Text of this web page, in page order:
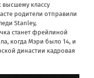
классу
родители отправили
Stanley,
станет фрейлиной
когда Мэри было 14, и
династии кадровая